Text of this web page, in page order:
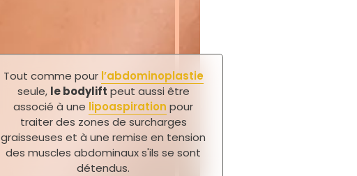
Tout comme pour l’abdominoplastie
seule, le bodylift peut aussi être
associé à une lipoaspiration pour
traiter des zones de surcharges
graisseuses et à une remise en tension
des muscles abdominaux s'ils se sont
détendus.